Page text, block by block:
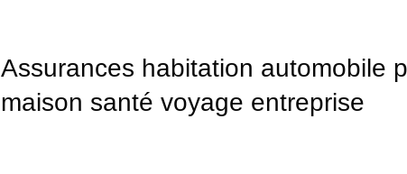
Assurances habitation automobile
maison santé voyage entreprise